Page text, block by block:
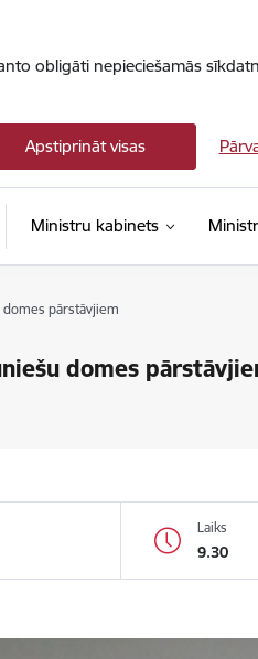
obligāti nepieciešamās
Apstiprināt visas
Ministru kabinets
domes pārstāvjiem
domes
Laiks
9.30